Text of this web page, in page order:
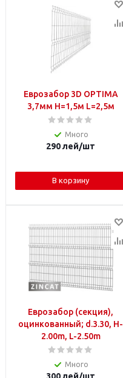
Еврозабор 3D OPTIMA
3,7мм H=1,5м L=2,5м
Много
290лей/шт
В корзину
Еврозабор (секция),
оцинкованный; d.3.30, H-
2.00m, L-2.50m
Много